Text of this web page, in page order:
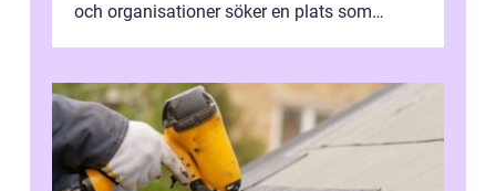
och organisationer söker en plats som